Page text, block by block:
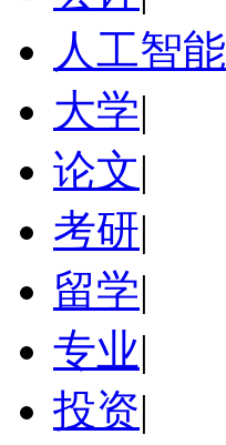
人工智能
大学|
论文|
考研|
留学|
专业|
投资|